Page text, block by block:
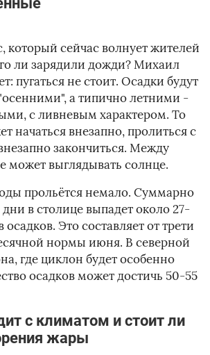
который сейчас волнует жителей
ли зарядили дожди? Михаил
пугаться не стоит. Осадки будут
а типично летними -
с ливневым характером. То
начаться внезапно, пролиться с
закончиться. Между
может выглядывать солнце.
прольётся немало. Суммарно
в столице выпадет около 27-
Это составляет от трети
нормы июня. В северной
где циклон будет особенно
осадков может достичь 50-55
с климатом и стоит ли
жары